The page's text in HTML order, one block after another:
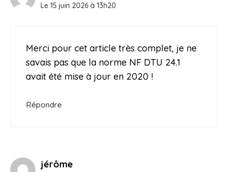
Le 15 juin 2026 à 13h20
Merci pour cet article très complet, je ne
savais pas que la norme NF DTU 24.1
avait été mise à jour en 2020 !
Répondre
jérôme